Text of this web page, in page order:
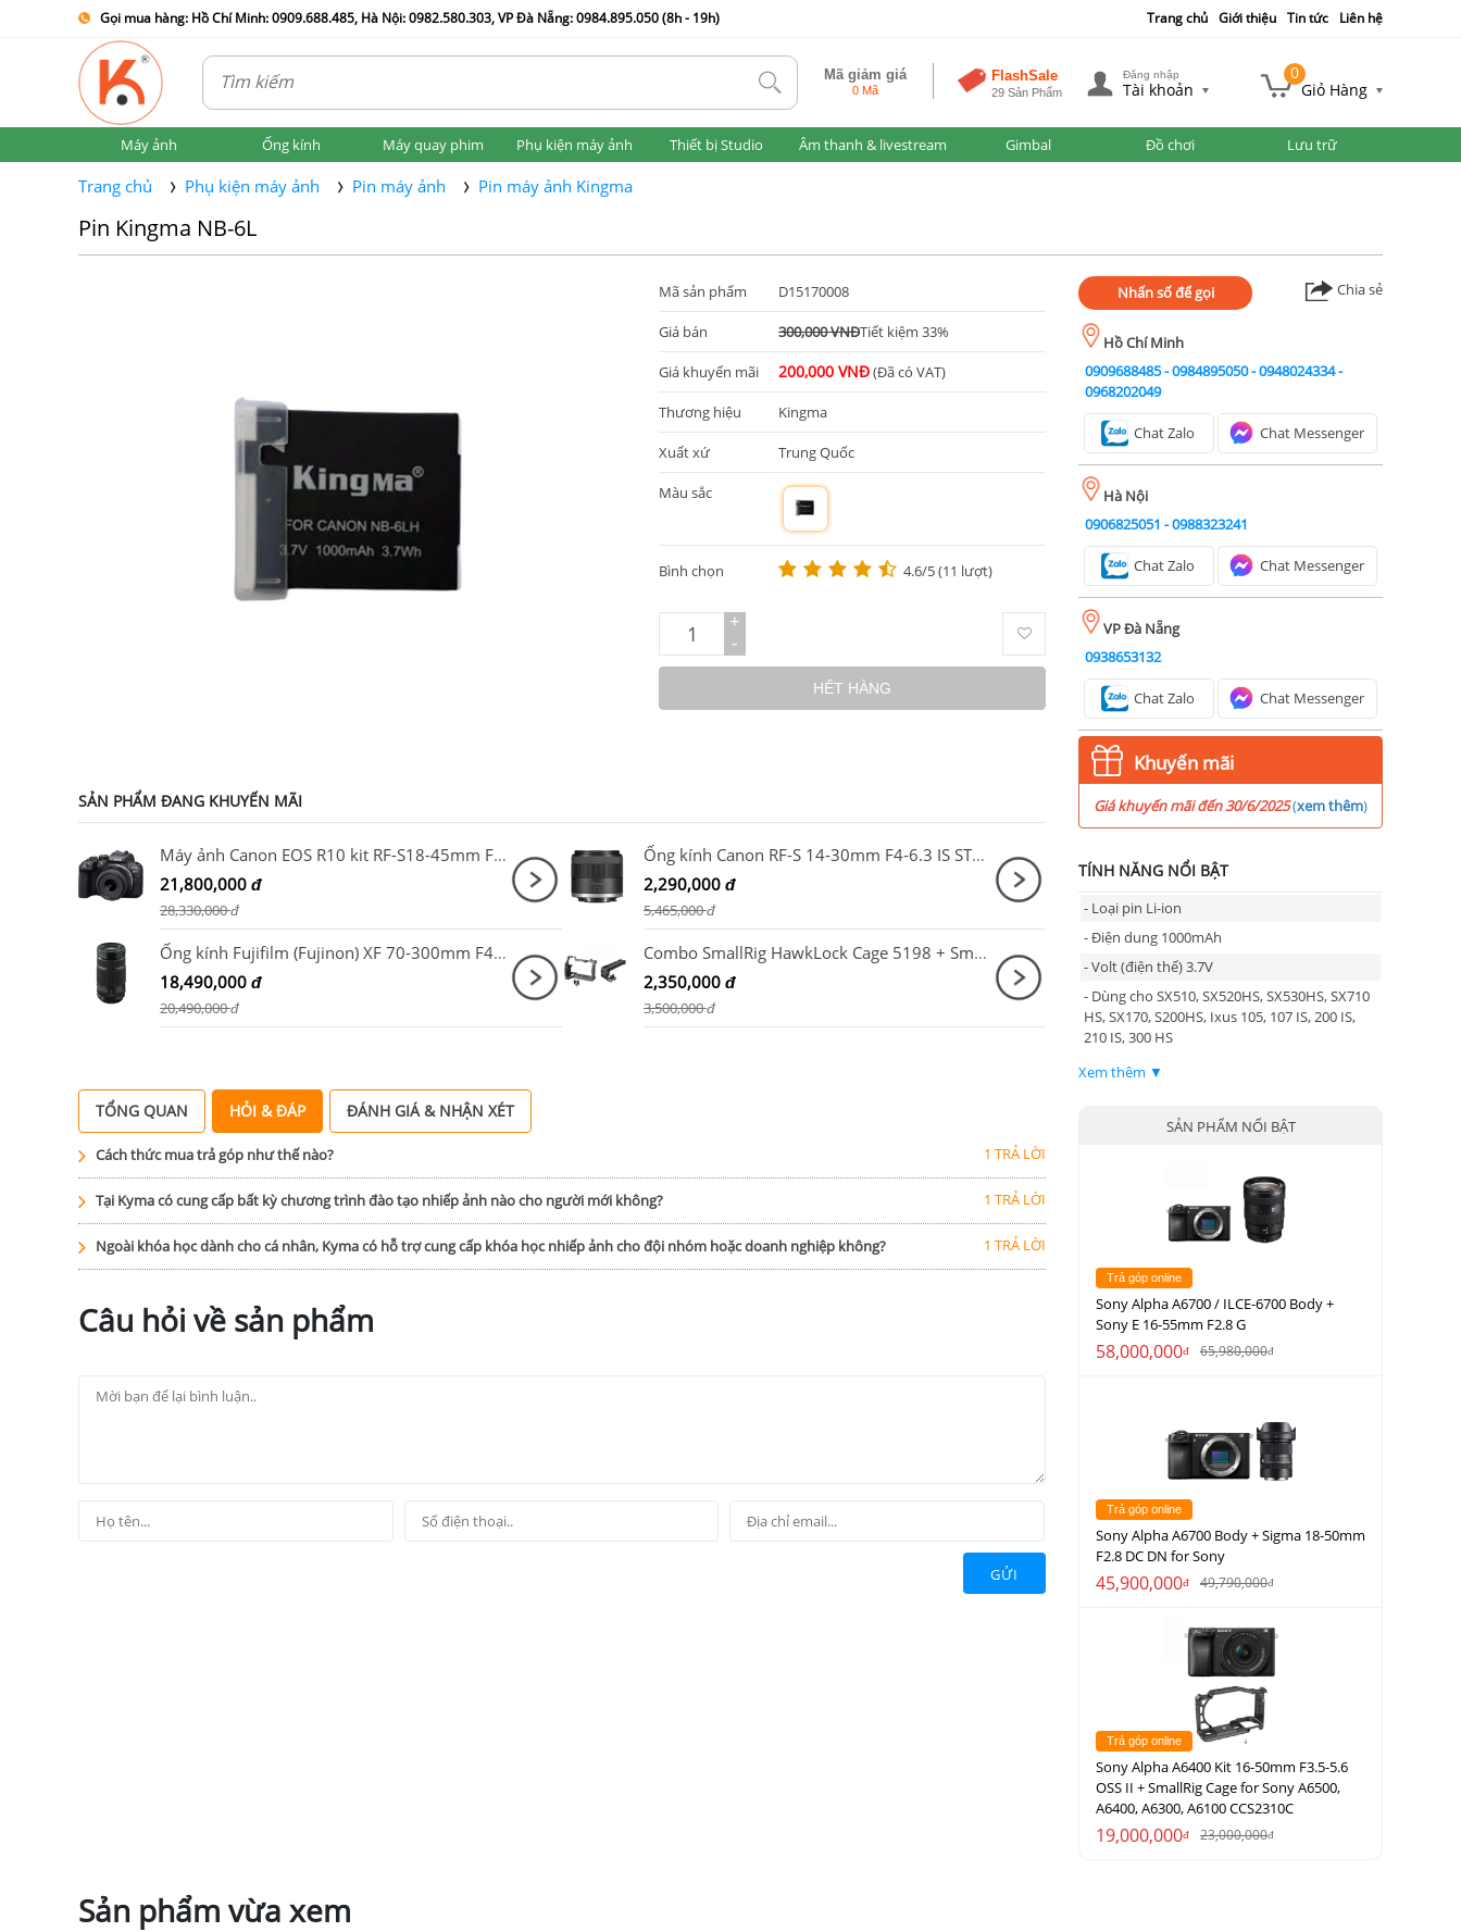
Gọi mua hàng: Hồ Chí Minh: 0909.688.485, Hà Nội: 0982.580.303, VP Đà Nẵng: 0984.895.050 (8h - 19h) Trang chủ Giới thiệu Tin tức Liên hệ
tlk Mã giảm giá
0 Mã
FlashSale
29 Sản Phẩm
Đăng nhập
Tài khoản
0
Giỏ Hàng
Máy ảnh Ống kính Máy quay phim Phụ kiện máy ảnh Thiết bị Studio Âm thanh & livestream Gimbal Đồ chơi Lưu trữ
Trang chủ Phụ kiện máy ảnh Pin máy ảnh Pin máy ảnh Kingma
Pin Kingma NB-6L
Mã sản phẩm D15170008
Giá bán 300,000 VNĐTiết kiệm 33%
Giá khuyến mãi 200,000 VNĐ(Đã có VAT)
Thương hiệu Kingma
Xuất xứ Trung Quốc
Màu sắc
m
Bình chọn 4.6/5 (11 lượt)
+
-
HẾT HÀNG
SẢN PHẨM ĐANG KHUYẾN MÃI
Máy ảnh Canon EOS R10 kit RF-S18-45mm F4.5-6.3 IS STM
21,800,000 đ
28,330,000đ
Ống kính Canon RF-S 14-30mm F4-6.3 IS STM PZ
2,290,000 đ
5,465,000đ
Ống kính Fujifilm (Fujinon) XF 70-300mm F4-5.6 R LM OIS WR
18,490,000 đ
20,490,000đ
Combo SmallRig HawkLock Cage 5198 + SmallRig NATO Top Handle 3766 cho Sony A7CM2, A7CR
2,350,000 đ
3,500,000đ
Nhấn số để gọi Chia sẻ
Hồ Chí Minh
0909688485-0984895050-0948024334-
0968202049
Chat Zalo Chat Messenger
Hà Nội
0906825051 -0988323241
Chat Zalo Chat Messenger
VP Đà Nẵng
0938653132
Chat Zalo Chat Messenger
Khuyến mãi
Giá khuyến mãi đến 30/6/2025(xem thêm)
TÍNH NĂNG NỔI BẬT
- Loại pin Li-ion
- Điện dung 1000mAh
- Volt (điện thế) 3.7V
- Dùng cho SX510, SX520HS, SX530HS, SX710
HS, SX170, S200HS, Ixus 105, 107 IS, 200 IS,
210 IS, 300 HS
Xem thêm ▼
TỔNG QUAN HỎI & ĐÁP ĐÁNH GIÁ & NHẬN XÉT
Cách thức mua trả góp như thế nào? 1 TRẢ LỜI
Tại Kyma có cung cấp bất kỳ chương trình đào tạo nhiếp ảnh nào cho người mới không? 1 TRẢ LỜI
Ngoài khóa học dành cho cá nhân, Kyma có hỗ trợ cung cấp khóa học nhiếp ảnh cho đội nhóm hoặc doanh nghiệp không? 1 TRẢ LỜI
Câu hỏi về sản phẩm
GỬI
SẢN PHẨM NỔI BẬT
Trả góp online
Sony Alpha A6700 / ILCE-6700 Body +
Sony E 16-55mm F2.8 G
58,000,000đ 65,980,000đ
Trả góp online
Sony Alpha A6700 Body + Sigma 18-50mm
F2.8 DC DN for Sony
45,900,000đ 49,790,000đ
Trả góp online
Sony Alpha A6400 Kit 16-50mm F3.5-5.6
OSS II + SmallRig Cage for Sony A6500,
A6400, A6300, A6100 CCS2310C
19,000,000đ 23,000,000đ
Sản phẩm vừa xem